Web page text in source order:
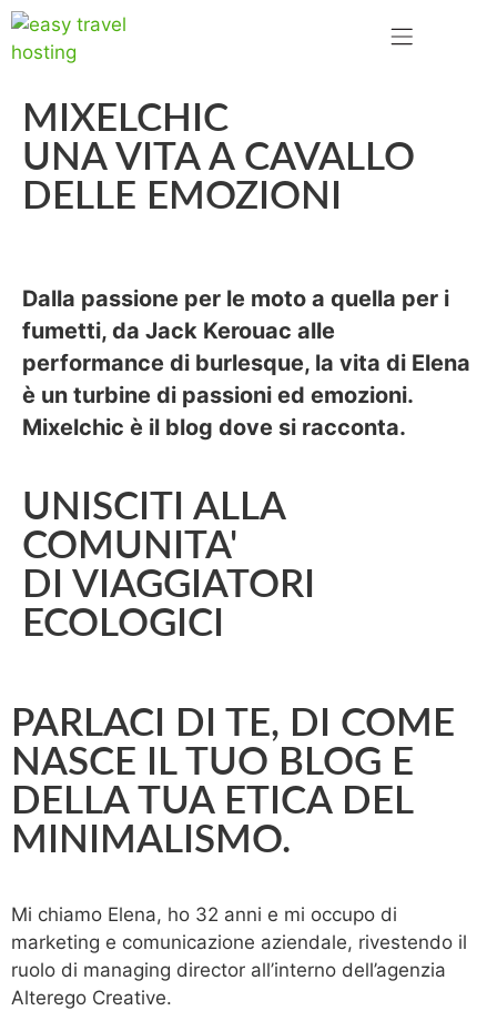
MIXELCHIC
UNA VITA A CAVALLO
DELLE EMOZIONI
Dalla passione per le moto a quella per i
fumetti, da Jack Kerouac alle
performance di burlesque, la vita di Elena
è un turbine di passioni ed emozioni.
Mixelchic è il blog dove si racconta.
UNISCITI ALLA
COMUNITA'
DI VIAGGIATORI
ECOLOGICI
PARLACI DI TE, DI COME
NASCE IL TUO BLOG E
DELLA TUA ETICA DEL
MINIMALISMO.
Mi chiamo Elena, ho 32 anni e mi occupo di
marketing e comunicazione aziendale, rivestendo il
ruolo di managing director all’interno dell’agenzia
Alterego Creative.